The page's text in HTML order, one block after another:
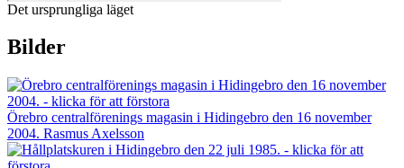
Det ursprungliga läget
Bilder
Örebro centralförenings magasin i Hidingebro den 16 november
2004. Rasmus Axelsson